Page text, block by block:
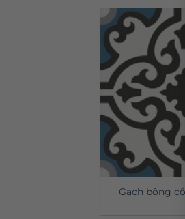
Gạch bông cổ